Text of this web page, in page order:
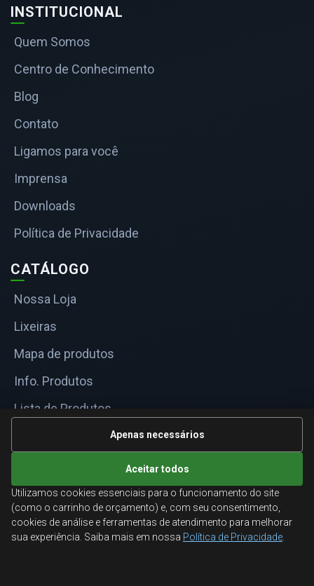
INSTITUCIONAL
Quem Somos
Centro de Conhecimento
Blog
Contato
Ligamos para você
Imprensa
Downloads
Política de Privacidade
CATÁLOGO
Nossa Loja
Lixeiras
Mapa de produtos
Info. Produtos
Lista de Produtos
Informações Técnicas
ATENDIMENTO
Orçamentos corporativos, condições para empresas
e suporte especializado.
Apenas necessários
Aceitar todos
Utilizamos cookies essenciais para o funcionamento do site
(como o carrinho de orçamento) e, com seu consentimento,
cookies de análise e ferramentas de atendimento para melhorar
sua experiência. Saiba mais em nossa Política de Privacidade